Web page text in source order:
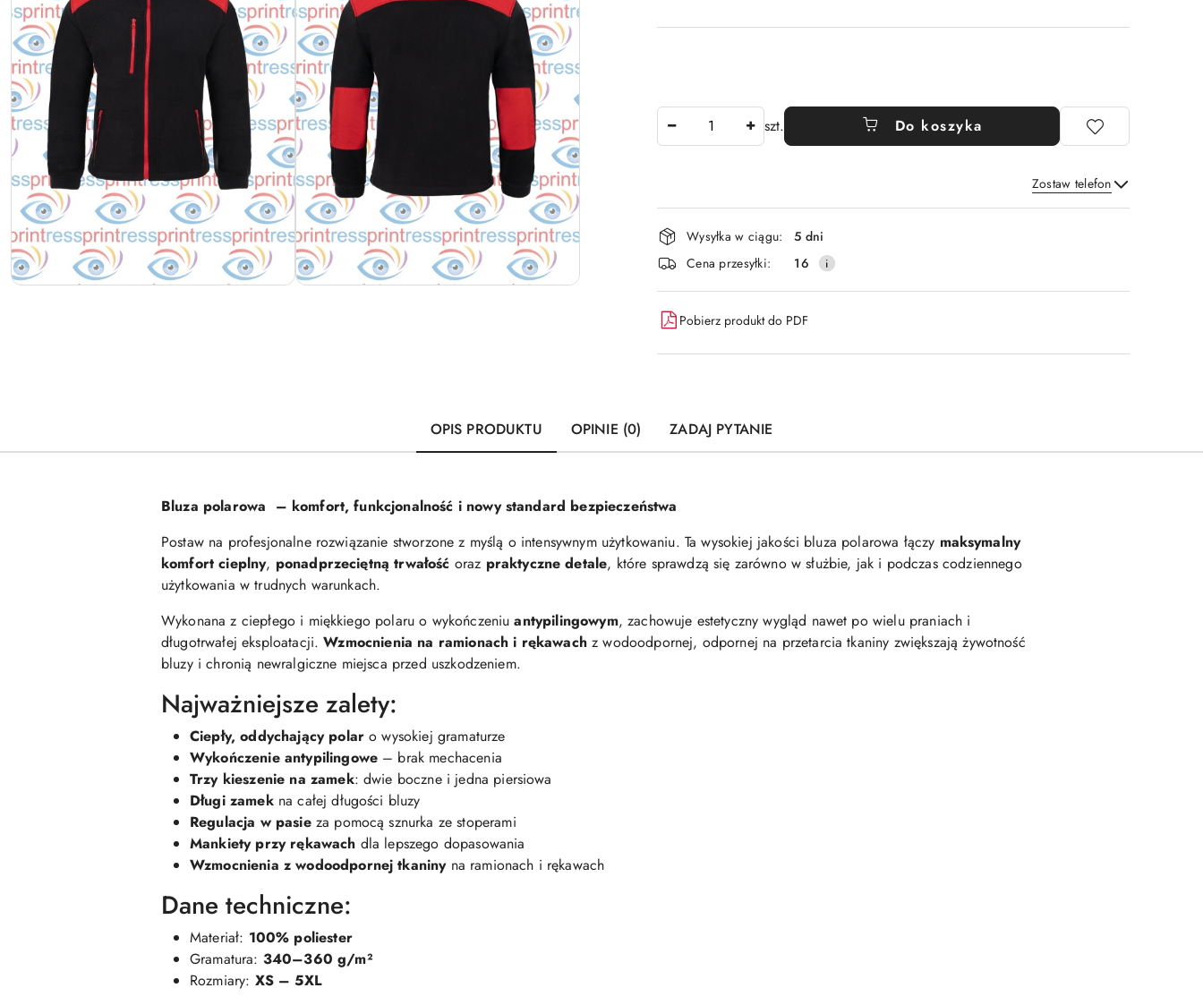
szt. Do koszyka
Zostaw telefon
Wyślij
Dostępność
i
dostawa
Wysyłka w ciągu:
5 dni
Cena przesyłki:
16
Pobierz produkt do PDF
OPIS PRODUKTU OPINIE (0) ZADAJ PYTANIE
Bluza polarowa – komfort, funkcjonalność i nowy standard bezpieczeństwa
Postaw na profesjonalne rozwiązanie stworzone z myślą o intensywnym użytkowaniu. Ta wysokiej jakości bluza polarowa łączy maksymalny
komfort cieplny, ponadprzeciętną trwałość oraz praktyczne detale, które sprawdzą się zarówno w służbie, jak i podczas codziennego
użytkowania w trudnych warunkach.
Wykonana z ciepłego i miękkiego polaru o wykończeniuantypilingowym, zachowuje estetyczny wygląd nawet po wielu praniach i
długotrwałej eksploatacji.Wzmocnienia na ramionach i rękawachz wodoodpornej, odpornej na przetarcia tkaniny zwiększają żywotność
bluzy i chronią newralgiczne miejsca przed uszkodzeniem.
Najważniejsze zalety:
Ciepły, oddychający polar o wysokiej gramaturze
Wykończenie antypilingowe – brak mechacenia
Trzy kieszenie na zamek: dwie boczne i jedna piersiowa
Długi zamekna całej długości bluzy
Regulacja w pasieza pomocą sznurka ze stoperami
Mankiety przy rękawach dla lepszego dopasowania
Wzmocnienia z wodoodpornej tkaninyna ramionach i rękawach
Dane techniczne:
Materiał: 100% poliester
Gramatura: 340–360 g/m²
Rozmiary: XS – 5XL